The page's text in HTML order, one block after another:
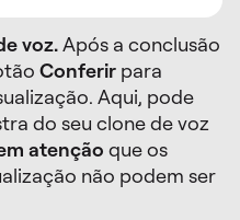
voz.Após a conclusão
Conferir para
Aqui, pode
do seu clone de voz
atenção que os
não podem ser